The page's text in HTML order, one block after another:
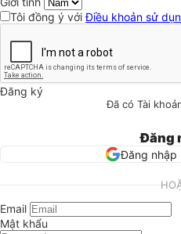
Tôi đồng ý vớiĐiều khoản sử
Đăng ký
Đã có Tài
Đăng
Đăng nhập
Email
Mật khẩu